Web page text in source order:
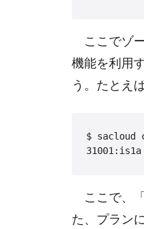
ここでゾ
機能を利用
う。たとえ
$ sacloud
ここで、
た、プラン